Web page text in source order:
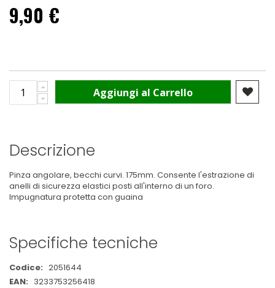
9,90 €
Aggiungi al Carrello
Descrizione
Pinza angolare, becchi curvi. 175mm. Consente l'estrazione di
anelli di sicurezza elastici posti all'interno di un foro.
Impugnatura protetta con guaina
Specifiche tecniche
Maggiori
Informazioni
2051644
3233753256418